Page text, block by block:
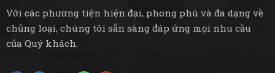
Với các phương tiện hiện đại, phong phú và đa dạng về
chủng loại, chúng tôi sẵn sàng đáp ứng mọi nhu cầu
của Quý khách.